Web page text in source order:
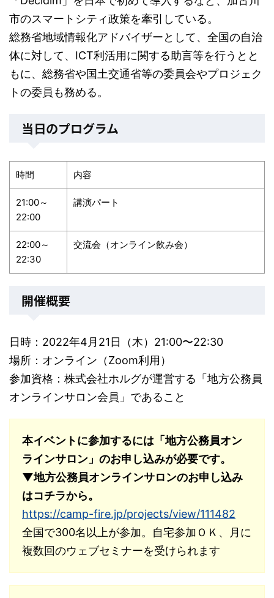
市のスマートシティ政策を牽引している。
総務省地域情報化アドバイザーとして、全国の自治
体に対して、ICT利活用に関する助言等を行うとと
もに、総務省や国土交通省等の委員会やプロジェク
トの委員も務める。
当日のプログラム
時間 内容
21:00～
22:00
講演パート
22:00～
22:30
交流会（オンライン飲み会）
開催概要
日時：2022年4月21日（木）21:00〜22:30
場所：オンライン（Zoom利用）
参加資格：株式会社ホルグが運営する「地方公務員
オンラインサロン会員」であること
本イベントに参加するには「地方公務員オン
ラインサロン」のお申し込みが必要です。
▼地方公務員オンラインサロンのお申し込み
はコチラから。
https://camp-fire.jp/projects/view/111482
全国で300名以上が参加。自宅参加ＯＫ、月に
複数回のウェブセミナーを受けられます